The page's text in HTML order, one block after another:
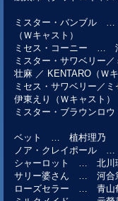
ミスター・バンブル …
（Ｗキャスト）
ミセス・コーニー … 浦
ミスター・サワベリー
壮麻 ／ KENTARO（Ｗキ
ミセス・サワベリー／
伊東えり（Ｗキャスト）
ミスター・ブラウンロ
ベット … 植村理乃
ノア・クレイポール
シャーロット … 北川
サリー婆さん … 河合
ローズセラー … 青山